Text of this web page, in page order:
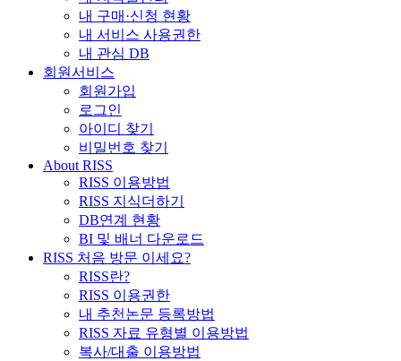
내 구매·신청 현황
내 서비스 사용권한
내 관심 DB
회원서비스
회원가입
로그인
아이디 찾기
비밀번호 찾기
About RISS
RISS 이용방법
RISS 지식더하기
DB연계 현황
BI 및 배너 다운로드
RISS 처음 방문 이세요?
RISS란?
RISS 이용권한
내 추천논문 등록방법
RISS 자료 유형별 이용방법
복사/대출 이용방법